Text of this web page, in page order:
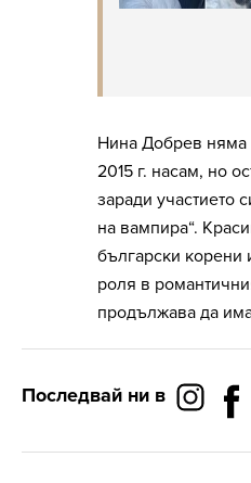
Нина Добрев няма
2015 г. насам, но
заради участието
на вампира“.
български корени
роля в
продължава да
Последвай ни в